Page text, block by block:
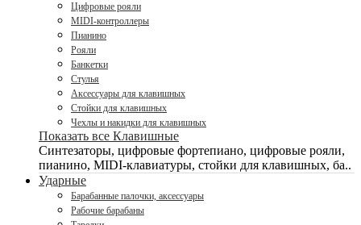
Цифровые рояли
MIDI-контроллеры
Пианино
Рояли
Банкетки
Стулья
Аксессуары для клавишных
Стойки для клавишных
Чехлы и накидки для клавишных
Показать все Клавишные
Синтезаторы, цифровые фортепиано, цифровые рояли,
пианино, MIDI-клавиатуры, стойки для клавишных, ба..
Ударные
Барабанные палочки, аксессуары
Рабочие барабаны